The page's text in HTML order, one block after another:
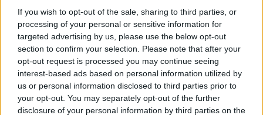
If you wish to opt-out of the sale, sharing to third parties, or
processing of your personal or sensitive information for
targeted advertising by us, please use the below opt-out
section to confirm your selection. Please note that after your
opt-out request is processed you may continue seeing
interest-based ads based on personal information utilized by
us or personal information disclosed to third parties prior to
your opt-out. You may separately opt-out of the further
disclosure of your personal information by third parties on the
οδύνης έγινε η αποτέφρωση του
συντονιστή που σκοτώθηκε μετά τη
σύγκρουση ελικοπτέρων στην Ψάθα,
φωτογραφίες
06.08.2026, 20:03 101
Γιώργος Παράσχος: Χαμογελαστός,
δίνει τη μάχη του με τον καρκίνο,